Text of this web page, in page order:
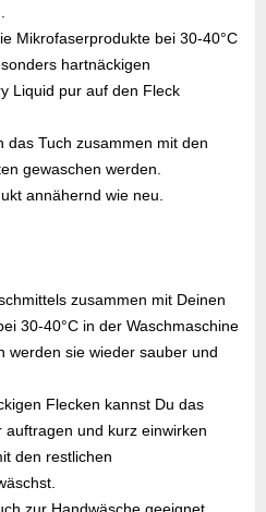
Mikrofaserprodukte bei 30-40°C
hartnäckigen
Liquid pur auf den Fleck
das Tuch zusammen mit den
gewaschen werden.
annähernd wie neu.
zusammen mit Deinen
30-40°C in der Waschmaschine
werden sie wieder sauber und
Flecken kannst Du das
und kurz einwirken
den restlichen